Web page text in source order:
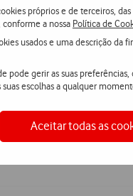
próprios e de terceiros,
a nossa Política de
usados e uma descrição da
pode gerir as suas
escolhas a qualquer
Aceitar todas as
SIC